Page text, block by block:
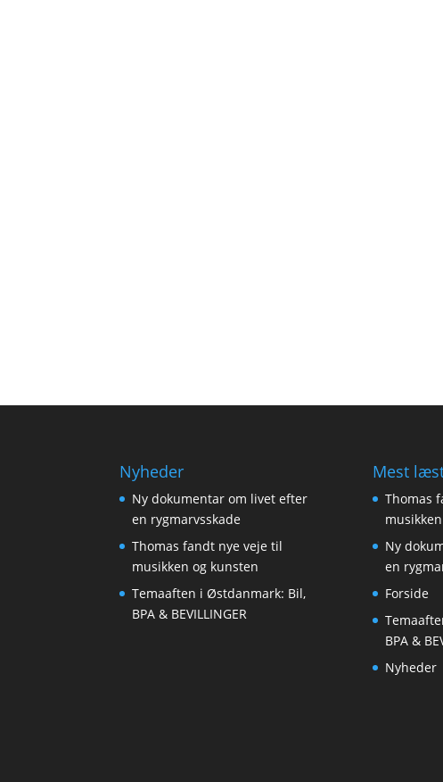
Nyheder
Ny dokumentar om livet efter
en rygmarvsskade
Thomas fandt nye veje til
musikken og kunsten
Temaaften i Østdanmark: Bil,
BPA & BEVILLINGER
Mest
Thomas
Ny
en
Forside
BPA &
Nyheder